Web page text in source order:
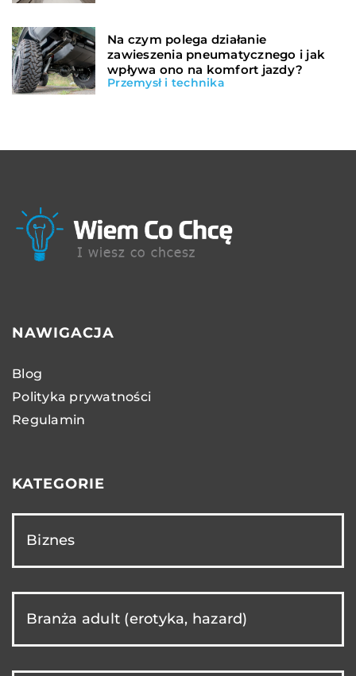
Na czym polega działanie
zawieszenia pneumatycznego i jak
wpływa ono na komfort jazdy?
Przemysł i technika
NAWIGACJA
Blog
Polityka prywatności
Regulamin
KATEGORIE
Biznes
Branża adult (erotyka, hazard)